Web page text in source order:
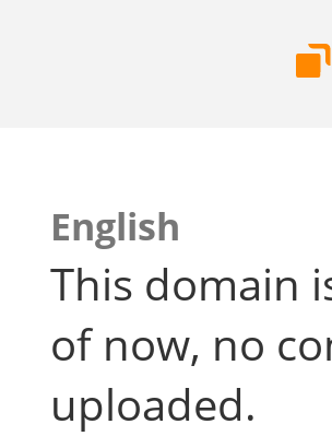
English
This domain
of now, no
uploaded.